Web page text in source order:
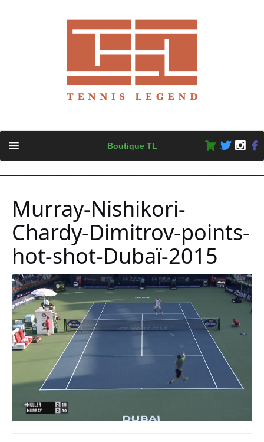
content
Boutique TL
Murray-Nishikori-
Chardy-Dimitrov-points-
hot-shot-Dubaï-2015